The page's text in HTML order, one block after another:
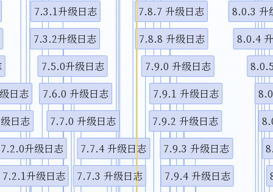
8.0.4
8.0.3 升
7.9.4 升级日志
7.9.3 升级日志
7.9.2 升级日志
7.9.1 升级日志
7.9.0 升级日志
7.8.8 升级日志
7.8.7 升级日志
7.7.3 升级日志
7.7.4 升级日志
7.7.0 升级日志
7.6.0 升级日志
7.5.0升级日志
7.3.2升级日志
7.3.1升级日志
7.2.1升级日志
7.2.0升级日志
日志
日志